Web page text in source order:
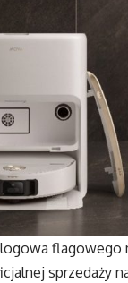
flagowego
sprzedaży